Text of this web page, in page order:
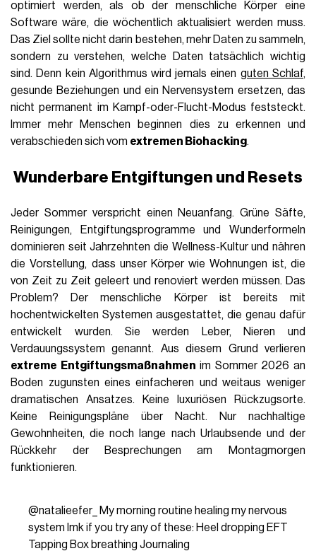
optimiert werden, als ob der menschliche Körper eine
Software wäre, die wöchentlich aktualisiert werden muss.
Das Ziel sollte nicht darin bestehen, mehr Daten zu sammeln,
sondern zu verstehen, welche Daten tatsächlich wichtig
sind. Denn kein Algorithmus wird jemals einen guten Schlaf,
gesunde Beziehungen und ein Nervensystem ersetzen, das
nicht permanent im Kampf-oder-Flucht-Modus feststeckt.
Immer mehr Menschen beginnen dies zu erkennen und
verabschieden sich vom extremen Biohacking.
Wunderbare Entgiftungen und Resets
Jeder Sommer verspricht einen Neuanfang. Grüne Säfte,
Reinigungen, Entgiftungsprogramme und Wunderformeln
dominieren seit Jahrzehnten die Wellness-Kultur und nähren
die Vorstellung, dass unser Körper wie Wohnungen ist, die
von Zeit zu Zeit geleert und renoviert werden müssen. Das
Problem? Der menschliche Körper ist bereits mit
hochentwickelten Systemen ausgestattet, die genau dafür
entwickelt wurden. Sie werden Leber, Nieren und
Verdauungssystem genannt. Aus diesem Grund verlieren
extreme Entgiftungsmaßnahmen im Sommer 2026 an
Boden zugunsten eines einfacheren und weitaus weniger
dramatischen Ansatzes. Keine luxuriösen Rückzugsorte.
Keine Reinigungspläne über Nacht. Nur nachhaltige
Gewohnheiten, die noch lange nach Urlaubsende und der
Rückkehr der Besprechungen am Montagmorgen
funktionieren.
@natalieefer_
My morning routine healing my nervous
system lmk if you try any of these: Heel dropping EFT
Tapping Box breathing Journaling